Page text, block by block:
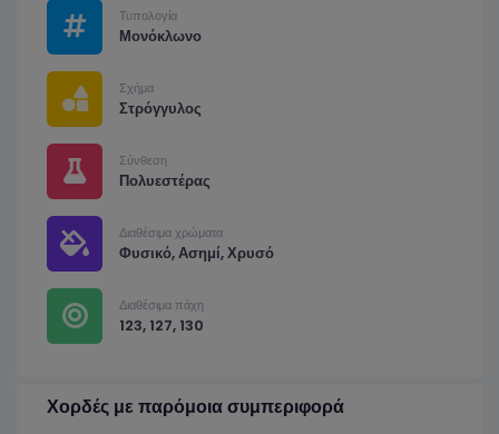
Τυπολογία
Μονόκλωνο
Σχήμα
Στρόγγυλος
Σύνθεση
Πολυεστέρας
Διαθέσιμα χρώματα
Φυσικό, Ασημί, Χρυσό
Διαθέσιμα πάχη
123, 127, 130
Χορδές με παρόμοια συμπεριφορά